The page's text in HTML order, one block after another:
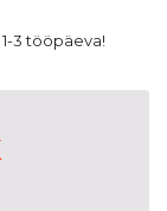
3 tööpäeva!